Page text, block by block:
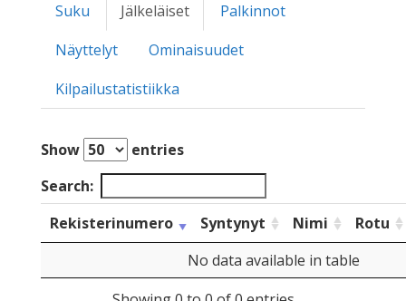
Suku Jälkeläiset
Palkinnot
Näyttelyt
Ominaisuudet
Kilpailustatistiikka
Show
entries
Search:
Rekisterinumero
Syntynyt Nimi
Rotu
No data available in table